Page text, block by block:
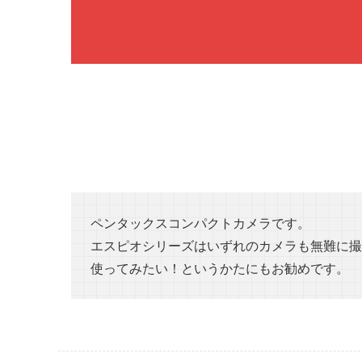
ペンタックスコンパクトカメラです。
エスピオシリーズはいずれのカメラも無難に
使ってみたい！というかたにもお勧めです。